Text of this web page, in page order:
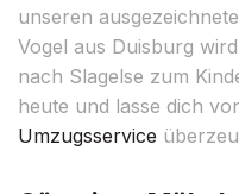
unseren
Vogel aus Duisburg
nach Slagelse zum
heute und lasse dich
Umzugsservice